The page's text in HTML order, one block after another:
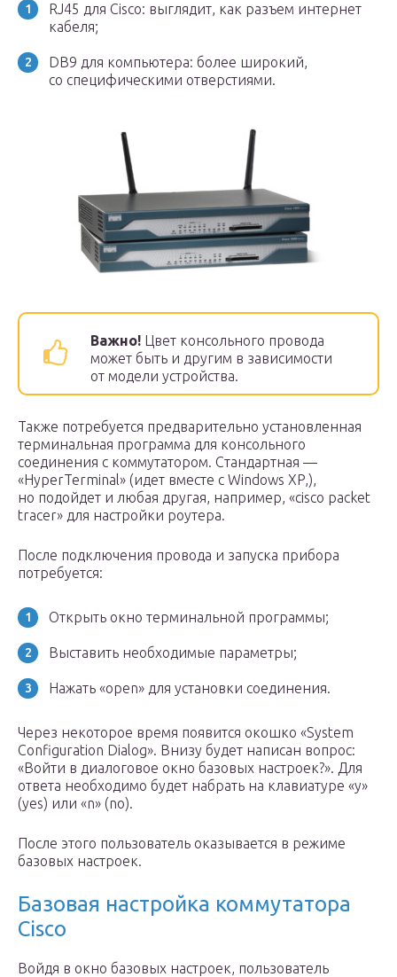
RJ45 для Cisco: выглядит, как разъем интернет
кабеля;
DB9 для компьютера: более широкий,
со специфическими отверстиями.
Важно! Цвет консольного провода
может быть и другим в зависимости
от модели устройства.
Также потребуется предварительно установленная
терминальная программа для консольного
соединения с коммутатором. Стандартная —
«HyperTerminal» (идет вместе с Windows XP,),
но подойдет и любая другая, например, «cisco packet
tracer» для настройки роутера.
После подключения провода и запуска прибора
потребуется:
Открыть окно терминальной программы;
Выставить необходимые параметры;
Нажать «open» для установки соединения.
Через некоторое время появится окошко «System
Configuration Dialog». Внизу будет написан вопрос:
«Войти в диалоговое окно базовых настроек?». Для
ответа необходимо будет набрать на клавиатуре «y»
(yes) или «n» (no).
После этого пользователь оказывается в режиме
базовых настроек.
Базовая настройка коммутатора
Сisco
Войдя в окно базовых настроек, пользователь